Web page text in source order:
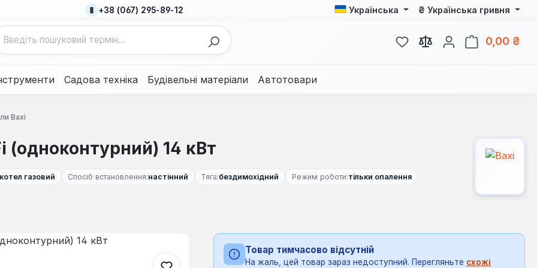
+38 (067) 295-89-12 Українська ₴ Українська гривня
У вас є 0 у списку бажань
0,00 ₴
Садова техніка Будівельні матеріали Автотовари
Baxi
(одноконтурний) 14 кВт
котел газовий Спосіб встановлення:настінний Тяга:бездимохідний Режим роботи:тільки опалення
Товар тимчасово відсутній
На жаль, цей товар зараз недоступний. Перегляньте схожі